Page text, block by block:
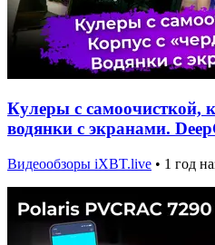
Кулеры с самоочисткой,
водянки с экранами.
Видеообзоры iXBT.live • 1 год